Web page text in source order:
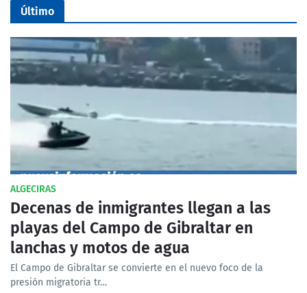
Último
ALGECIRAS
Decenas de inmigrantes llegan a las
playas del Campo de Gibraltar en
lanchas y motos de agua
El Campo de Gibraltar se convierte en el nuevo foco de la
presión migratoria tr…